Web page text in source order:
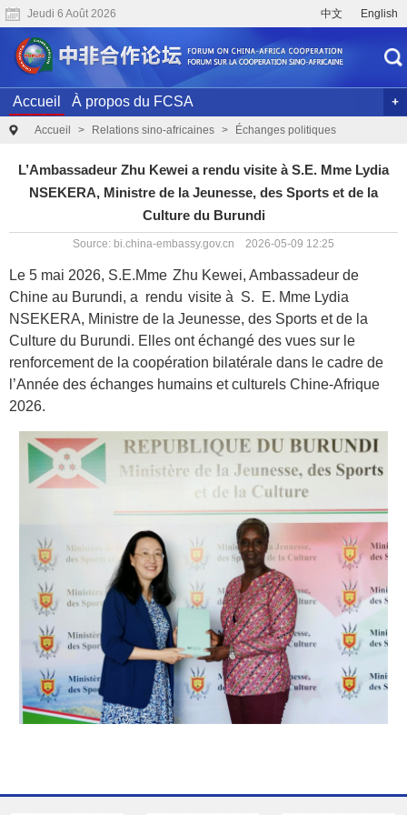
Jeudi 6 Août 2026 中文 English
Accueil
À propos du FCSA
Le Sommet du Forum sur la Coopération sino-africaine
Accueil > Relations sino-africaines > Échanges politiques
L’Ambassadeur Zhu Kewei a rendu visite à S.E. Mme Lydia
NSEKERA, Ministre de la Jeunesse, des Sports et de la
Culture du Burundi
Source: bi.china-embassy.gov.cn 2026-05-09 12:25
Le 5 mai 2026, S.E.Mme Zhu Kewei, Ambassadeur de
Chine au Burundi, a rendu visite à S. E. Mme Lydia
NSEKERA, Ministre de la Jeunesse, des Sports et de la
Culture du Burundi. Elles ont échangé des vues sur le
renforcement de la coopération bilatérale dans le cadre de
l’Année des échanges humains et culturels Chine-Afrique
2026.